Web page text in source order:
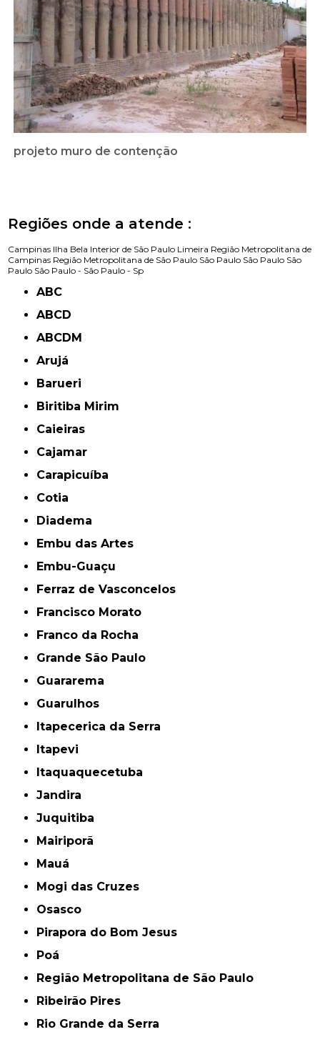
projeto muro de contenção
Regiões onde a atende :
Campinas Ilha Bela Interior de São Paulo Limeira Região Metropolitana de
Campinas Região Metropolitana de São Paulo São Paulo São Paulo São
Paulo São Paulo - São Paulo - Sp
ABC
ABCD
ABCDM
Arujá
Barueri
Biritiba Mirim
Caieiras
Cajamar
Carapicuíba
Cotia
Diadema
Embu das Artes
Embu-Guaçu
Ferraz de Vasconcelos
Francisco Morato
Franco da Rocha
Grande São Paulo
Guararema
Guarulhos
Itapecerica da Serra
Itapevi
Itaquaquecetuba
Jandira
Juquitiba
Mairiporã
Mauá
Mogi das Cruzes
Osasco
Pirapora do Bom Jesus
Poá
Região Metropolitana de São Paulo
Ribeirão Pires
Rio Grande da Serra